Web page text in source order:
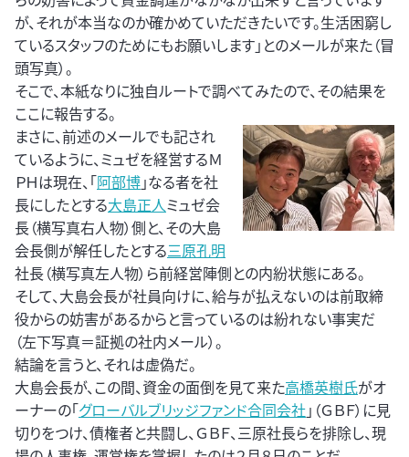
が、それが本当なのか確かめていただきたいです。生活困窮し
ているスタッフのためにもお願いします」とのメールが来た（冒
頭写真）。
そこで、本紙なりに独自ルートで調べてみたので、その結果を
ここに報告する。
まさに、前述のメールでも記され
ているように、ミュゼを経営するＭ
ＰＨは現在、「阿部博」なる者を社
長にしたとする大島正人ミュゼ会
長（横写真右人物）側と、その大島
会長側が解任したとする三原孔明
社長（横写真左人物）ら前経営陣側との内紛状態にある。
そして、大島会長が社員向けに、給与が払えないのは前取締
役からの妨害があるからと言っているのは紛れない事実だ
（左下写真＝証拠の社内メール）。
結論を言うと、それは虚偽だ。
大島会長が、この間、資金の面倒を見て来た高橋英樹氏がオ
ーナーの「グローバルブリッジファンド合同会社」（ＧＢＦ）に見
切りをつけ、債権者と共闘し、ＧＢＦ、三原社長らを排除し、現